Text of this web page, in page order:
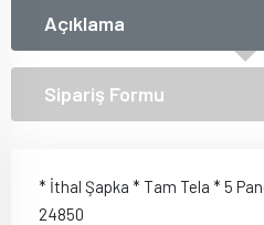
Açıklama
Sipariş Formu
* İthal Şapka * Tam Tela * 5
24850